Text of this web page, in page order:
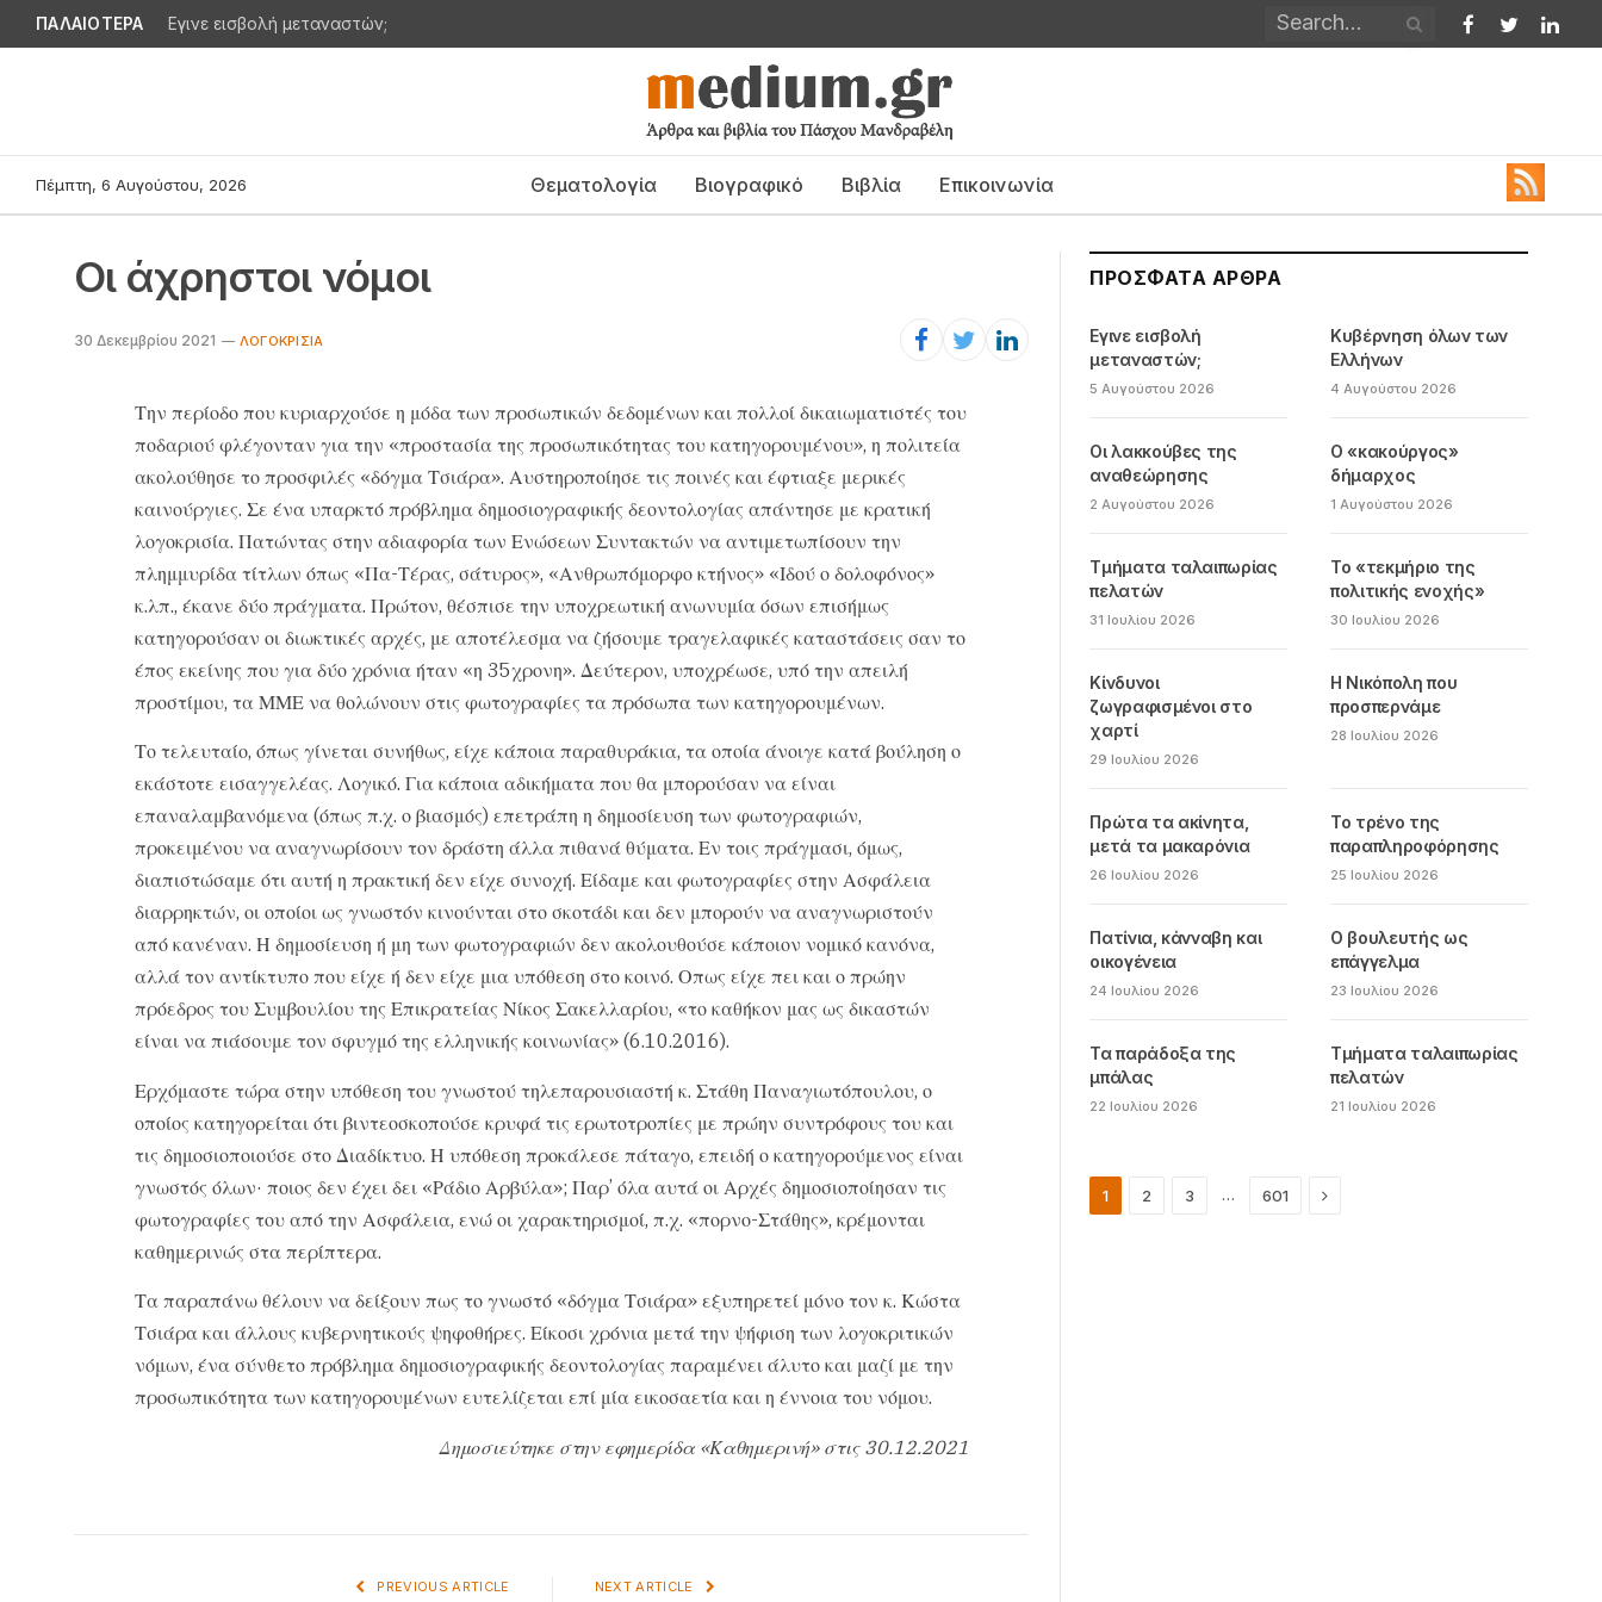
ΠΑΛΑΙΟΤΕΡΑ Εγινε εισβολή μεταναστών;
Facebook
Twitter
Πέμπτη, 6 Αυγούστου, 2026 Θεματολογία Βιογραφικό Βιβλία Επικοινωνία
Οι άχρηστοι νόμοι
30 Δεκεμβρίου 2021 ΛΟΓΟΚΡΙΣΊΑ
Την περίοδο που κυριαρχούσε η μόδα των προσωπικών δεδομένων και πολλοί δικαιωματιστές του
ποδαριού φλέγονταν για την «προστασία της προσωπικότητας του κατηγορουμένου», η πολιτεία
ακολούθησε το προσφιλές «δόγμα Τσιάρα». Αυστηροποίησε τις ποινές και έφτιαξε μερικές
καινούργιες. Σε ένα υπαρκτό πρόβλημα δημοσιογραφικής δεοντολογίας απάντησε με κρατική
λογοκρισία. Πατώντας στην αδιαφορία των Ενώσεων Συντακτών να αντιμετωπίσουν την
πλημμυρίδα τίτλων όπως «Πα-Τέρας, σάτυρος», «Ανθρωπόμορφο κτήνος» «Ιδού ο δολοφόνος»
κ.λπ., έκανε δύο πράγματα. Πρώτον, θέσπισε την υποχρεωτική ανωνυμία όσων επισήμως
κατηγορούσαν οι διωκτικές αρχές, με αποτέλεσμα να ζήσουμε τραγελαφικές καταστάσεις σαν το
έπος εκείνης που για δύο χρόνια ήταν «η 35χρονη». Δεύτερον, υποχρέωσε, υπό την απειλή
προστίμου, τα ΜΜΕ να θολώνουν στις φωτογραφίες τα πρόσωπα των κατηγορουμένων.
Το τελευταίο, όπως γίνεται συνήθως, είχε κάποια παραθυράκια, τα οποία άνοιγε κατά βούληση ο
εκάστοτε εισαγγελέας. Λογικό. Για κάποια αδικήματα που θα μπορούσαν να είναι
επαναλαμβανόμενα (όπως π.χ. ο βιασμός) επετράπη η δημοσίευση των φωτογραφιών,
προκειμένου να αναγνωρίσουν τον δράστη άλλα πιθανά θύματα. Εν τοις πράγμασι, όμως,
διαπιστώσαμε ότι αυτή η πρακτική δεν είχε συνοχή. Είδαμε και φωτογραφίες στην Ασφάλεια
διαρρηκτών, οι οποίοι ως γνωστόν κινούνται στο σκοτάδι και δεν μπορούν να αναγνωριστούν
από κανέναν. Η δημοσίευση ή μη των φωτογραφιών δεν ακολουθούσε κάποιον νομικό κανόνα,
αλλά τον αντίκτυπο που είχε ή δεν είχε μια υπόθεση στο κοινό. Οπως είχε πει και ο πρώην
πρόεδρος του Συμβουλίου της Επικρατείας Νίκος Σακελλαρίου, «το καθήκον μας ως δικαστών
είναι να πιάσουμε τον σφυγμό της ελληνικής κοινωνίας» (6.10.2016).
Ερχόμαστε τώρα στην υπόθεση του γνωστού τηλεπαρουσιαστή κ. Στάθη Παναγιωτόπουλου, ο
οποίος κατηγορείται ότι βιντεοσκοπούσε κρυφά τις ερωτοτροπίες με πρώην συντρόφους του και
τις δημοσιοποιούσε στο Διαδίκτυο. Η υπόθεση προκάλεσε πάταγο, επειδή ο κατηγορούμενος είναι
γνωστός όλων· ποιος δεν έχει δει «Ράδιο Αρβύλα»; Παρ’ όλα αυτά οι Αρχές δημοσιοποίησαν τις
φωτογραφίες του από την Ασφάλεια, ενώ οι χαρακτηρισμοί, π.χ. «πορνο-Στάθης», κρέμονται
καθημερινώς στα περίπτερα.
Τα παραπάνω θέλουν να δείξουν πως το γνωστό «δόγμα Τσιάρα» εξυπηρετεί μόνο τον κ. Κώστα
Τσιάρα και άλλους κυβερνητικούς ψηφοθήρες. Είκοσι χρόνια μετά την ψήφιση των λογοκριτικών
νόμων, ένα σύνθετο πρόβλημα δημοσιογραφικής δεοντολογίας παραμένει άλυτο και μαζί με την
προσωπικότητα των κατηγορουμένων ευτελίζεται επί μία εικοσαετία και η έννοια του νόμου.
Δημοσιεύτηκε στην εφημερίδα «Καθημερινή» στις 30.12.2021
PREVIOUS ARTICLE NEXT ARTICLE
ΠΡΌΣΦΑΤΑ ΆΡΘΡΑ
Εγινε εισβολή
μεταναστών;
5 Αυγούστου 2026
Κυβέρνηση όλων των
Ελλήνων
4 Αυγούστου 2026
Οι λακκούβες της
αναθεώρησης
2 Αυγούστου 2026
Ο «κακούργος»
δήμαρχος
1 Αυγούστου 2026
Τμήματα ταλαιπωρίας
πελατών
31 Ιουλίου 2026
Το «τεκμήριο της
πολιτικής ενοχής»
30 Ιουλίου 2026
Κίνδυνοι
ζωγραφισμένοι στο
χαρτί
29 Ιουλίου 2026
Η Νικόπολη που
προσπερνάμε
28 Ιουλίου 2026
Πρώτα τα ακίνητα,
μετά τα μακαρόνια
26 Ιουλίου 2026
Το τρένο της
παραπληροφόρησης
25 Ιουλίου 2026
Πατίνια, κάνναβη και
οικογένεια
24 Ιουλίου 2026
Ο βουλευτής ως
επάγγελμα
23 Ιουλίου 2026
Τα παράδοξα της
μπάλας
22 Ιουλίου 2026
Τμήματα ταλαιπωρίας
πελατών
21 Ιουλίου 2026
1 2 3 … 601 Next